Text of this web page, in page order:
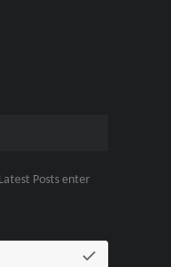
Posts enter